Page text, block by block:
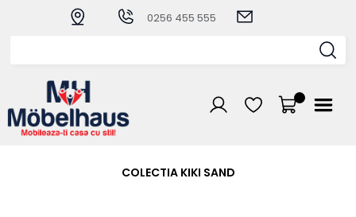
0256 455 555
COLECTIA KIKI SAND